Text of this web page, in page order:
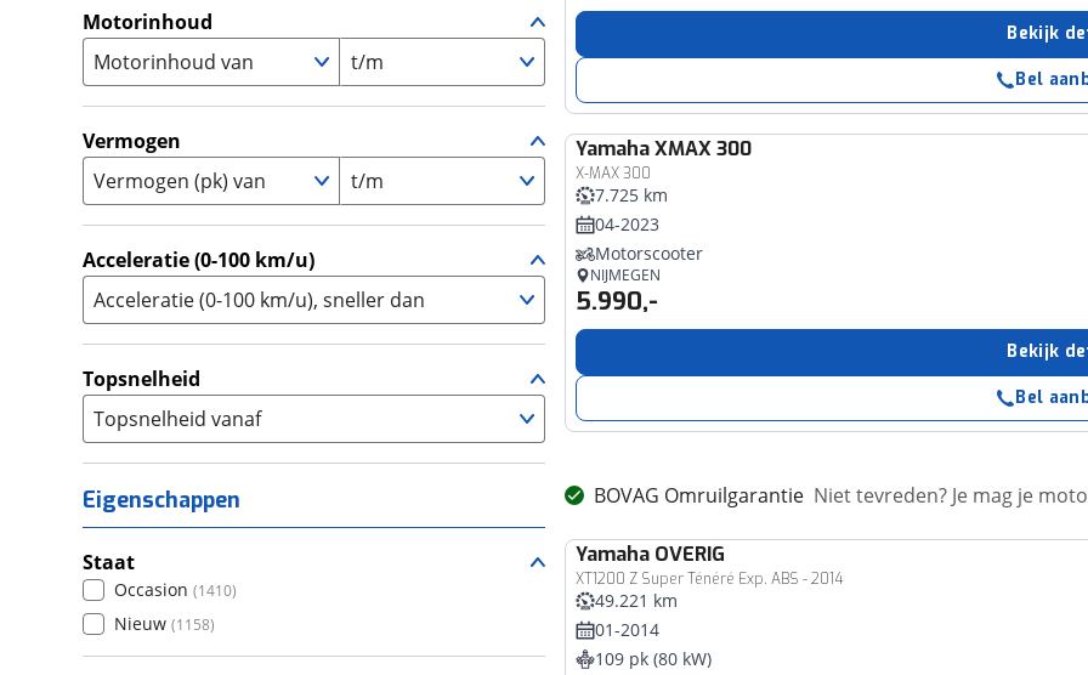
Supersport
Tourer (288
Touring Enduro
Trike (8)
Zijspan 0)
A1 (35)
( 501
Motorinhoud
Motorinhoud van
t/m
Vermogen
Vermogen (pk) van
t/m
Acceleratie (0-100 km/u)
Acceleratie (0-100 km/u), sneller dan
Topsnelheid
Topsnelheid vanaf
Eigenschappen
Staat
Occasion (1410)
Nieuw (1158)
Bekijk
Bel
Yamaha XMAX 300
X-MAX 300
7.725 km
04-2023
Motorscooter
NIJMEGEN
5.990,-
Bekijk
Bel
BOVAG Omruilgarantie Niet tevreden? Je mag je
Yamaha OVERIG
XT1200 Z Super Ténéré Exp. ABS - 2014
49.221 km
01-2014
109 pk (80 kW)